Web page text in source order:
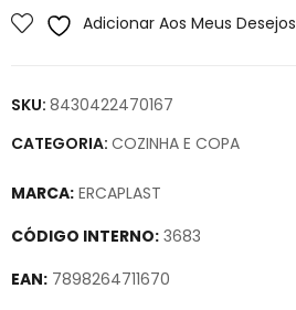
Adicionar Aos Meus Desejos
SKU: 8430422470167
CATEGORIA: COZINHA E COPA
MARCA: ERCAPLAST
CÓDIGO INTERNO: 3683
EAN: 7898264711670